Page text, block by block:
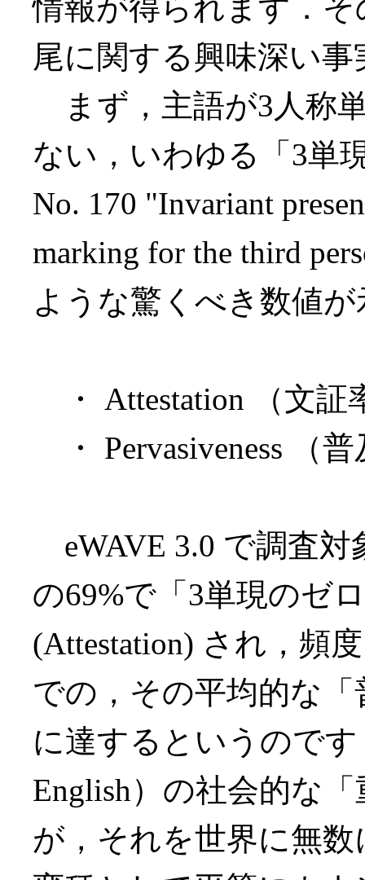
情報が得られます．
尾に関する興味深い
まず，主語が3人称
ない，いわゆる「3単
No. 170 "Invariant
marking for the third
ような驚くべき数値
・ Attestation （文証
・ Pervasiveness （
eWAVE 3.0 で調査
の69%で「3単現のゼ
(Attestation) され，頻
での，その平均的な「
に達するというのです
English）の社会的な
が，それを世界に無